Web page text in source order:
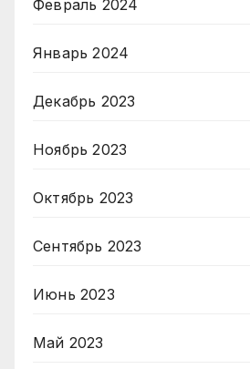
Февраль 2024
Январь 2024
Декабрь 2023
Ноябрь 2023
Октябрь 2023
Сентябрь 2023
Июнь 2023
Май 2023